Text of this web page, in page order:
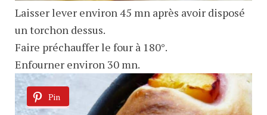
Laisser lever environ 45 mn après avoir disposé
un torchon dessus.
Faire préchauffer le four à 180°.
Enfourner environ 30 mn.
Pin